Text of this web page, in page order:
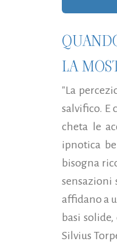
LA
"La
salvifico. E
cheta le
ipnotica
bisogna
sensazioni
affidano a
basi
Silvius